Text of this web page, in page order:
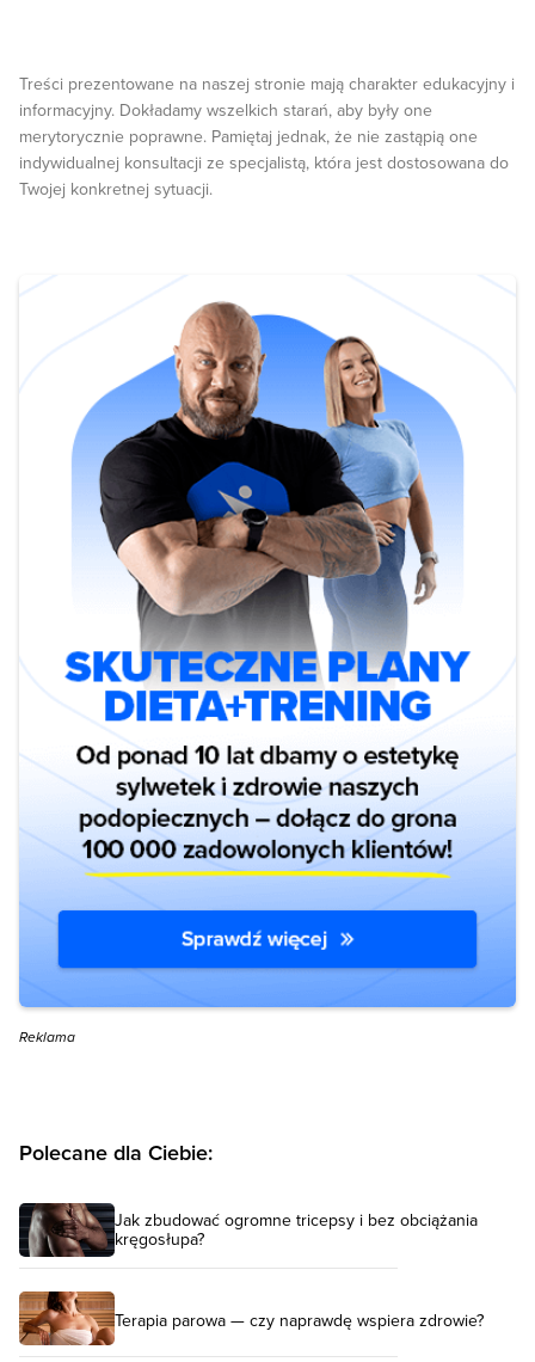
Treści prezentowane na naszej stronie mają charakter edukacyjny i
informacyjny. Dokładamy wszelkich starań, aby były one
merytorycznie poprawne. Pamiętaj jednak, że nie zastąpią one
indywidualnej konsultacji ze specjalistą, która jest dostosowana do
Twojej konkretnej sytuacji.
Reklama
Polecane dla Ciebie:
Jak zbudować ogromne tricepsy i bez obciążania
kręgosłupa?
Terapia parowa — czy naprawdę wspiera zdrowie?